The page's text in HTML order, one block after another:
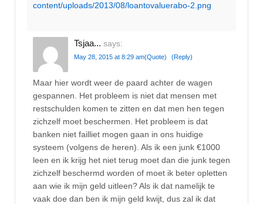
content/uploads/2013/08/loantovaluerabo-2.png
Tsjaa... says:
May 28, 2015 at 8:29 am(Quote) (Reply)
Maar hier wordt weer de paard achter de wagen
gespannen. Het probleem is niet dat mensen met
restschulden komen te zitten en dat men hen tegen
zichzelf moet beschermen. Het probleem is dat
banken niet failliet mogen gaan in ons huidige
systeem (volgens de heren). Als ik een junk €1000
leen en ik krijg het niet terug moet dan die junk tegen
zichzelf beschermd worden of moet ik beter opletten
aan wie ik mijn geld uitleen? Als ik dat namelijk te
vaak doe dan ben ik mijn geld kwijt, dus zal ik dat